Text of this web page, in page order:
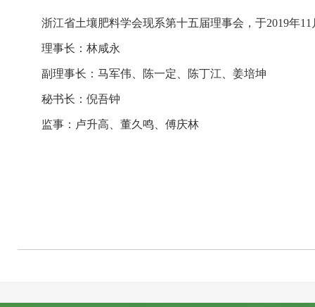
浙江省土壤肥料学会现系第十五届理事会，于2019年
理事长： 林咸永
副理事长： 马军伟、陈一定、陈丁江、姜培坤
秘书长： 倪吾钟
监事： 卢升高、董久鸣、傅庆林